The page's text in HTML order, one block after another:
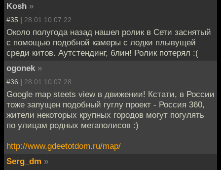
Kosh »
#35 | 28.01.10 07:22
Около полугода назад нашел ролик в Сети заснятый
с помощью подобной камеры с лодки плывущей
среди китов. Аутстендинг, блин! Ролик потерял :(
ogonek »
#36 | 28.01.10 07:28
Google map steets view в движении! Кстати, в России
тоже запущен подобный гуглу проект - Россия 360,
жители некоторых крупных городов могут погулять
по улицам родных мегаполисов :)
http://www.gdeetotdom.ru/map/
Serg_dm »